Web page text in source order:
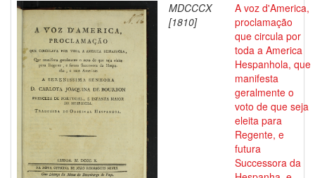
MDCCCX
[1810]
A voz d'America,
proclamação
que circula por
toda a America
Hespanhola, que
manifesta
geralmente o
voto de que seja
eleita para
Regente, e
futura
Successora da